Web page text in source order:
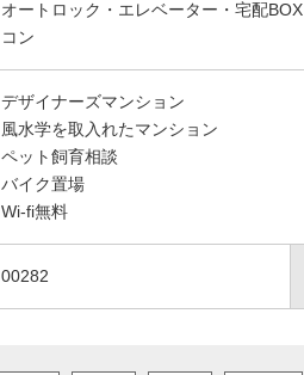
オートロック・エレベーター・宅配
コン
デザイナーズマンション
風水学を取入れたマンション
ペット飼育相談
バイク置場
Wi-fi無料
00282